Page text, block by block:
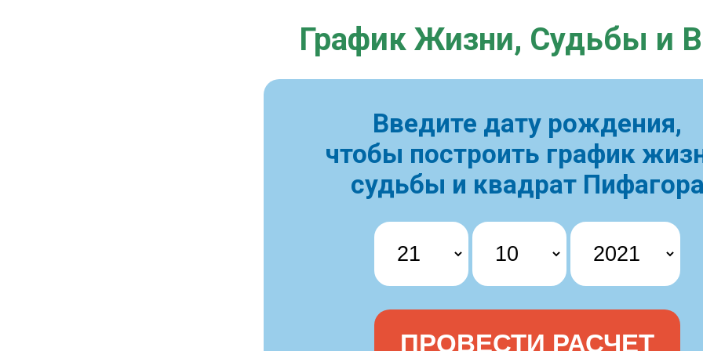
График Жизни, Судьбы и
Введите дату рождения,
чтобы построить график
судьбы и квадрат Пифагора
ПРОВЕСТИ РАСЧЕТ